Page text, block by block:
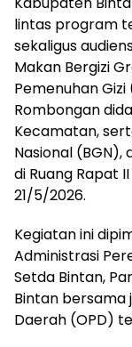
lintas program
sekaligus
Makan Bergizi
Pemenuhan
Rombongan
Kecamatan,
Nasional
di Ruang Rapat
21/5/2026.
Kegiatan ini
Administrasi
Setda Bintan,
Bintan bersama
Daerah (OPD)